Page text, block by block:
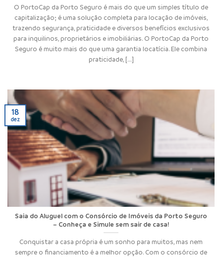
O PortoCap da Porto Seguro é mais do que um simples título de
capitalização; é uma solução completa para locação de imóveis,
trazendo segurança, praticidade e diversos benefícios exclusivos
para inquilinos, proprietários e imobiliárias. O PortoCap da Porto
Seguro é muito mais do que uma garantia locatícia. Ele combina
praticidade, [...]
Saia do Aluguel com o Consórcio de Imóveis da Porto Seguro
– Conheça e Simule sem sair de casa!
Conquistar a casa própria é um sonho para muitos, mas nem
sempre o financiamento é a melhor opção. Com o consórcio de
18
dez